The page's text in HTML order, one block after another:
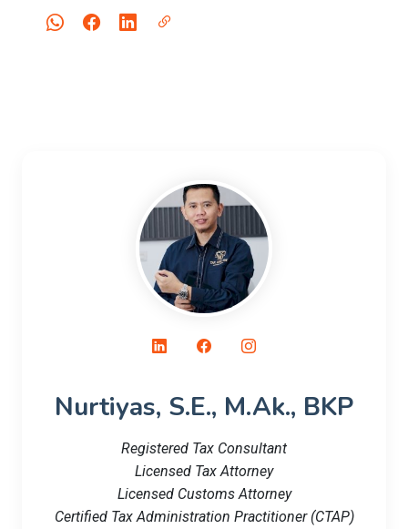
Nurtiyas, S.E., M.Ak., BKP
Registered Tax Consultant
Licensed Tax Attorney
Licensed Customs Attorney
Certified Tax Administration Practitioner (CTAP)